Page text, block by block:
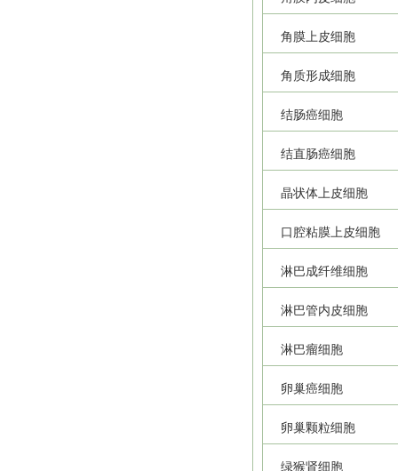
角膜上皮细胞
角质形成细胞
结肠癌细胞
结直肠癌细胞
晶状体上皮细胞
口腔粘膜上皮细胞
淋巴成纤维细胞
淋巴管内皮细胞
淋巴瘤细胞
卵巢癌细胞
卵巢颗粒细胞
绿猴肾细胞